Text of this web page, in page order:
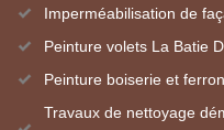
Imperméabilisation de
Peinture volets La Batie
Peinture boiserie et
Travaux de nettoyage